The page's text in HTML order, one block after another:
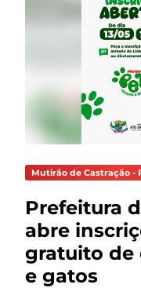
Mutirão de Castração -
Prefeitura
abre
gratuito de
e gatos